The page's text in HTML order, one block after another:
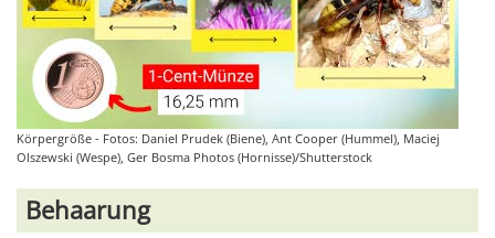
Körpergröße - Fotos: Daniel Prudek (Biene), Ant Cooper (Hummel), Maciej
Olszewski (Wespe), Ger Bosma Photos (Hornisse)/Shutterstock
Behaarung